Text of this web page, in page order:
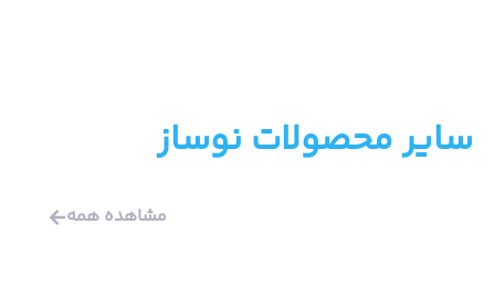
سایر محصولات نوساز
مشاهده همه